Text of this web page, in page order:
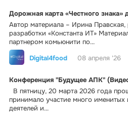
Дорожная карта «Честного знака»
Автор материала – Ирина Правская,
разработки «Константа ИТ»
партнером комьюнити по...
Digital4food
08 апреля '26
Конференция "Будущее АПК"
В пятницу, 20 марта 2026 года
принимало участие много именитых
деятелей и...